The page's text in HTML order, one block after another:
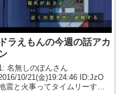
ドラえもんの今週の話アカ
ン
名無しのぽんさん
10/21(金)19:24:46 ID:JzO
震と火事ってタイムリーすぎ